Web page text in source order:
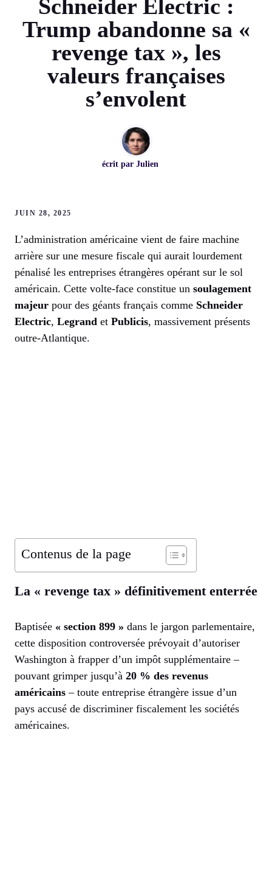
Schneider Electric :
Trump abandonne sa «
revenge tax », les
valeurs françaises
s’envolent
écrit par Julien
JUIN 28, 2025
L’administration américaine vient de faire machine
arrière sur une mesure fiscale qui aurait lourdement
pénalisé les entreprises étrangères opérant sur le sol
américain. Cette volte-face constitue un soulagement
majeur pour des géants français comme Schneider
Electric, Legrand et Publicis, massivement présents
outre-Atlantique.
Contenus de la page
La « revenge tax » définitivement enterrée
Baptisée « section 899 » dans le jargon parlementaire,
cette disposition controversée prévoyait d’autoriser
Washington à frapper d’un impôt supplémentaire –
pouvant grimper jusqu’à 20 % des revenus
américains – toute entreprise étrangère issue d’un
pays accusé de discriminer fiscalement les sociétés
américaines.